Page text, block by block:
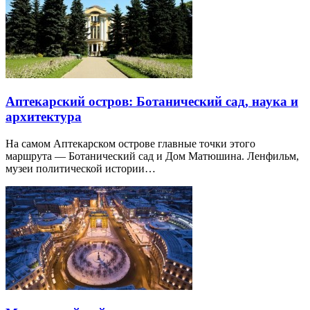
Аптекарский остров: Ботанический сад, наука и
архитектура
На самом Аптекарском острове главные точки этого
маршрута — Ботанический сад и Дом Матюшина. Ленфильм,
музеи политической истории…